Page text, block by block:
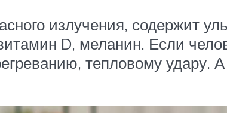
излучения, содержит
D, меланин. Если
тепловому удару.